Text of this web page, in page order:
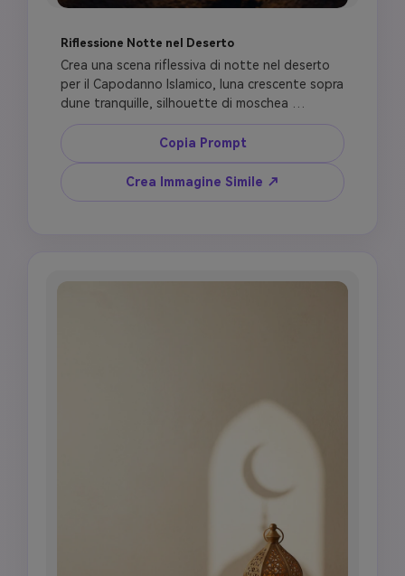
Riflessione Notte nel Deserto
Crea una scena riflessiva di notte nel deserto
per il Capodanno Islamico, luna crescente sopra
dune tranquille, silhouette di moschea
distante, piccola lanterna luminosa accanto a
rosario e diario aperto, atmosfera di
muhasabah e nuovi inizi, tema Capodanno Hijri
1448 AH, composizione poster elegante, cielo
blu intenso, luce oro calda, niente fuochi
Copia Prompt
Crea Immagine Simile ↗